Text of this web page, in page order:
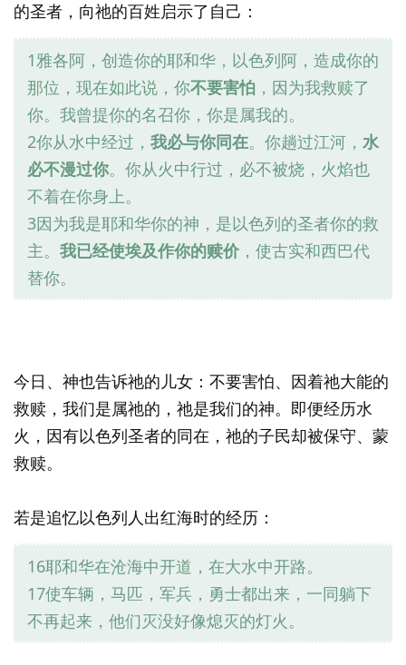
的圣者，向祂的百姓启示了自己：
1雅各阿，创造你的耶和华，以色列阿，造成你的
那位，现在如此说，你不要害怕 ，因为我救赎了
你。我曾提你的名召你，你是属我的。
2你从水中经过， 我必与你同在。你趟过江河， 水
必不漫过你。你从火中行过，必不被烧，火焰也
不着在你身上。
3因为我是耶和华你的神，是以色列的圣者你的救
主。 我已经使埃及作你的赎价，使古实和西巴代
替你。
今日、神也告诉祂的儿女：不要害怕、因着祂大能的
救赎，我们是属祂的，祂是我们的神。即便经历水
火，因有以色列圣者的同在，祂的子民却被保守、蒙
救赎。
若是追忆以色列人出红海时的经历：
16耶和华在沧海中开道，在大水中开路。
17使车辆，马匹，军兵，勇士都出来，一同躺下
不再起来，他们灭没好像熄灭的灯火。